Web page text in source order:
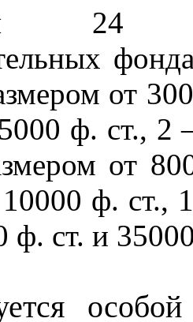
24
от
ф. ст.,
от
ф. ст.,
ф. ст. и